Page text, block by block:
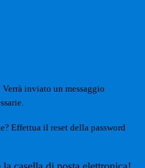
Verrà inviato un messaggio
Effettua il reset della password